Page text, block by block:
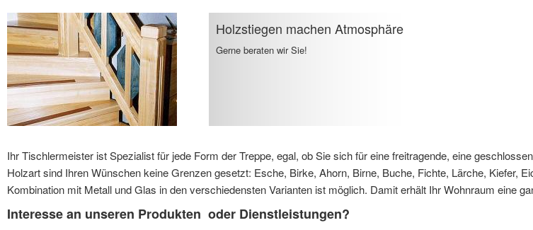
Holzstiegen machen Atmosphäre
Gerne beraten wir Sie!
Ihr Tischlermeister ist Spezialist für jede Form der Treppe, egal, ob Sie sich für eine freitragende, eine
Holzart sind Ihren Wünschen keine Grenzen gesetzt: Esche, Birke, Ahorn, Birne, Buche, Fichte, Lärche, Kiefer,
Kombination mit Metall und Glas in den verschiedensten Varianten ist möglich. Damit erhält Ihr Wohnraum eine
Interesse an unseren Produkten oder Dienstleistungen?